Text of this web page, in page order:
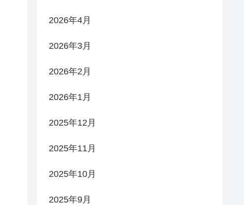
2026年4月
2026年3月
2026年2月
2026年1月
2025年12月
2025年11月
2025年10月
2025年9月